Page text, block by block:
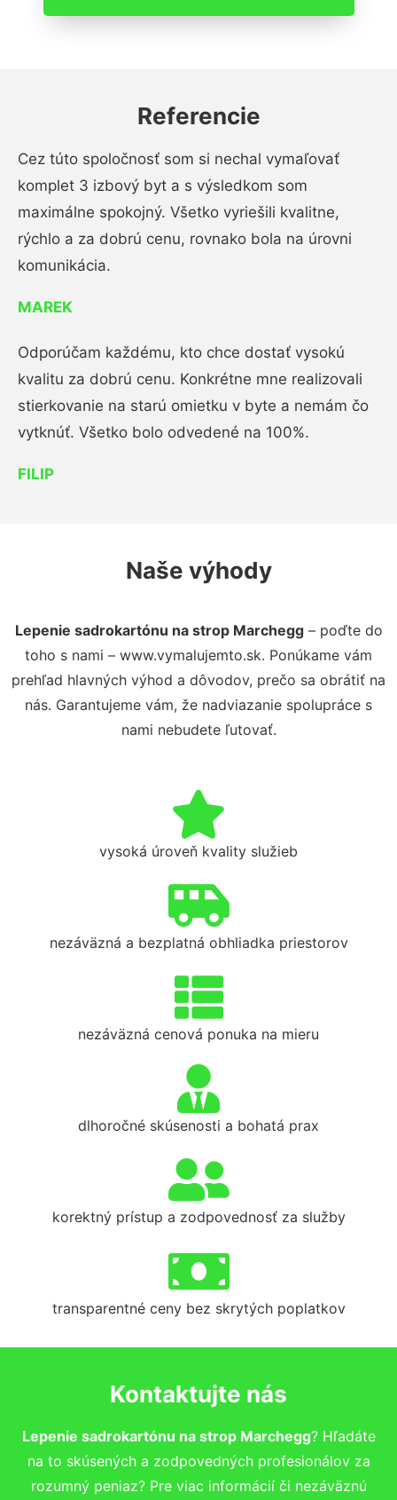
Referencie
Cez túto spoločnosť som si nechal vymaľovať
komplet 3 izbový byt a s výsledkom som
maximálne spokojný. Všetko vyriešili kvalitne,
rýchlo a za dobrú cenu, rovnako bola na úrovni
komunikácia.
MAREK
Odporúčam každému, kto chce dostať vysokú
kvalitu za dobrú cenu. Konkrétne mne realizovali
stierkovanie na starú omietku v byte a nemám čo
vytknúť. Všetko bolo odvedené na 100%.
FILIP
Naše výhody
Lepenie sadrokartónu na strop Marchegg– poďte do
toho s nami – www.vymalujemto.sk. Ponúkame vám
prehľad hlavných výhod a dôvodov, prečo sa obrátiť na
nás. Garantujeme vám, že nadviazanie spolupráce s
nami nebudete ľutovať.
vysoká úroveň kvality služieb
nezáväzná a bezplatná obhliadka priestorov
nezáväzná cenová ponuka na mieru
dlhoročné skúsenosti a bohatá prax
korektný prístup a zodpovednosť za služby
transparentné ceny bez skrytých poplatkov
Kontaktujte nás
Lepenie sadrokartónu na strop Marchegg? Hľadáte
na to skúsených a zodpovedných profesionálov za
rozumný peniaz? Pre viac informácií či nezáväznú